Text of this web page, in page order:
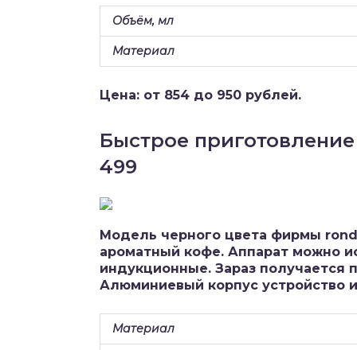
Объём, мл
Материал
Цена: от 854 до 950 рублей.
Быстрое
499
Модель черного цвета фирмы
ароматный кофе. Аппарат можно
индукционные. Зараз получается
Алюминиевый корпус устройство
Материал